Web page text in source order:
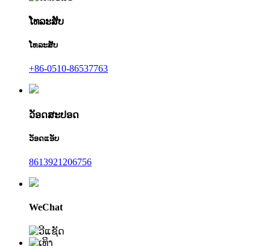
ໂທລະສັບ
ໂທລະສັບ
+86-0510-86537763
ວັອດສະປອດ
ວັອດແອັບ
8613921206756
WeChat